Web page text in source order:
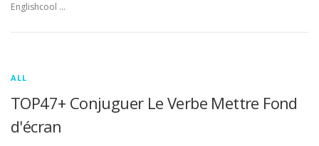
Englishcool …
ALL
TOP47+ Conjuguer Le Verbe Mettre Fond
d'écran